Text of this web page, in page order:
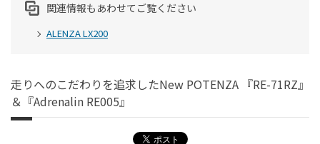
関連情報もあわせてご覧ください
ALENZA LX200
走りへのこだわりを追求したNew POTENZA 『RE-71RZ』
＆『Adrenalin RE005』